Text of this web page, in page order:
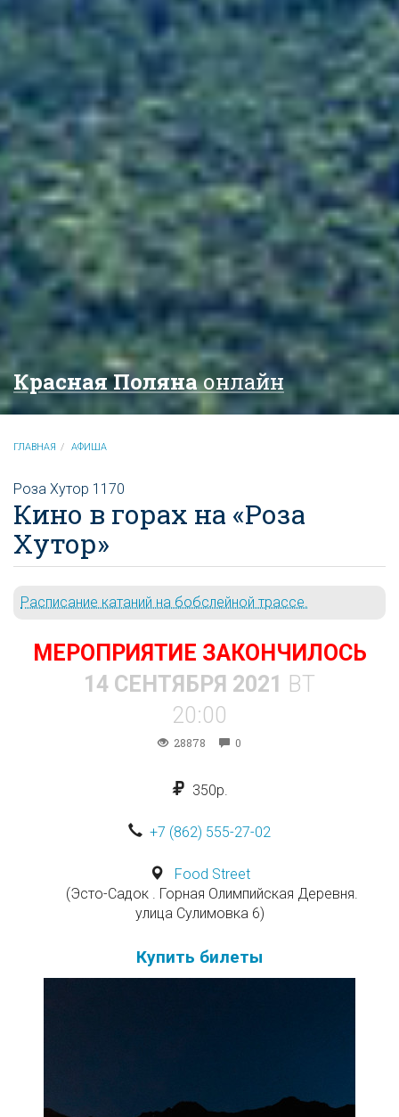
Красная Полянаонлайн
ГЛАВНАЯ АФИША
Роза Хутор 1170
Кино в горах на «Роза
Хутор»
Расписание катаний на бобслейной трассе.
МЕРОПРИЯТИЕ ЗАКОНЧИЛОСЬ
14 СЕНТЯБРЯ 2021 ВТ
20:00
28878 0
350р.
+7 (862) 555-27-02
Food Street
(Эсто-Садок . Горная Олимпийская Деревня.
улица Сулимовка 6)
Купить билеты